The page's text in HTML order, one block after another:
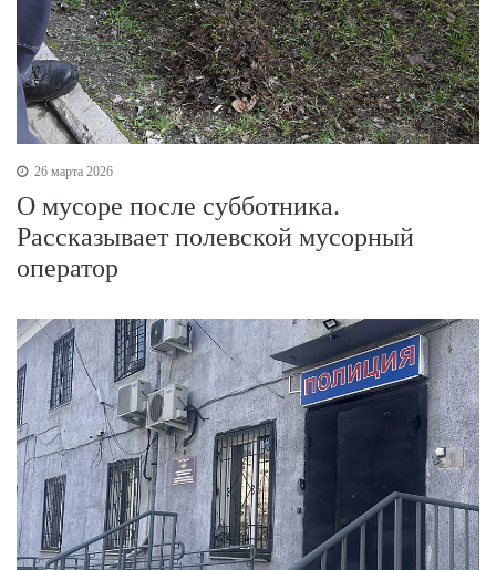
26 марта 2026
О мусоре после субботника.
Рассказывает полевской мусорный
оператор